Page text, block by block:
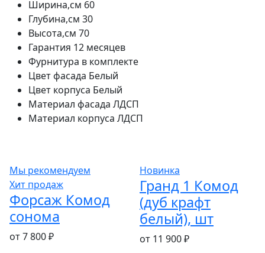
Ширина,см 60
Глубина,см 30
Высота,см 70
Гарантия 12 месяцев
Фурнитура в комплекте
Цвет фасада Белый
Цвет корпуса Белый
Материал фасада ЛДСП
Материал корпуса ЛДСП
Мы рекомендуем
Хит продаж
Форсаж Комод
сонома
от 7 800 ₽
Новинка
Гранд 1 Комод
(дуб крафт
белый), шт
от 11 900 ₽